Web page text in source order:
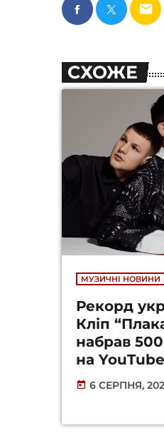
email
СХОЖЕ
МУЗИЧНІ НОВИНИ
Рекорд
Кліп
набрав
на YouTube
today 6 СЕРПНЯ,